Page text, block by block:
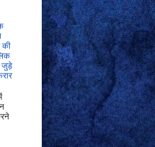
की
जुड़े